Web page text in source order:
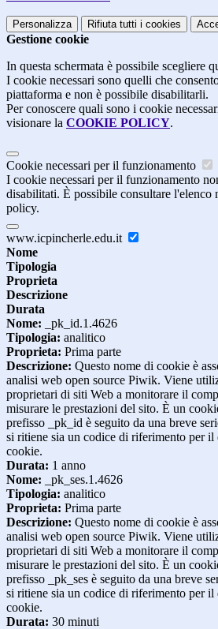
Personalizza Rifiuta tutti i cookies
Gestione cookie
In questa schermata è possibile scegliere
I cookie necessari sono quelli che
piattaforma e non è possibile disabilitarli.
Per conoscere quali sono i cookie
visionare la COOKIE POLICY.
Cookie necessari per il funzionamento
I cookie necessari per il funzionamento
disabilitati. È possibile consultare l'elenco
policy.
www.icpincherle.edu.it
Nome
Tipologia
Proprieta
Descrizione
Durata
Nome: _pk_id.1.4626
Tipologia: analitico
Proprieta: Prima parte
Descrizione: Questo nome di cookie è
analisi web open source Piwik. Viene
proprietari di siti Web a monitorare il
misurare le prestazioni del sito. È un
prefisso _pk_id è seguito da una breve
si ritiene sia un codice di riferimento per
cookie.
Durata: 1 anno
Nome: _pk_ses.1.4626
Tipologia: analitico
Proprieta: Prima parte
Descrizione: Questo nome di cookie è
analisi web open source Piwik. Viene
proprietari di siti Web a monitorare il
misurare le prestazioni del sito. È un
prefisso _pk_ses è seguito da una breve
si ritiene sia un codice di riferimento per
cookie.
Durata: 30 minuti